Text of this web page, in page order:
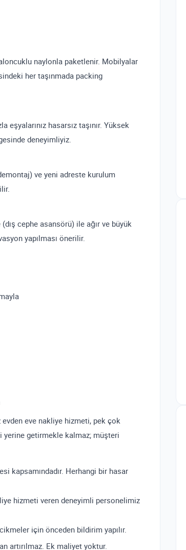
naylonla paketlenir. Mobilyalar
her taşınmada packing
eşyalarınız hasarsız taşınır. Yüksek
deneyimliyiz.
ve yeni adreste kurulum
cephe asansörü) ile ağır ve büyük
yapılması önerilir.
eve nakliye hizmeti, pek çok
yerine getirmekle kalmaz; müşteri
kapsamındadır. Herhangi bir hasar
hizmeti veren deneyimli personelimiz
için önceden bildirim yapılır.
artırılmaz. Ek maliyet yoktur.